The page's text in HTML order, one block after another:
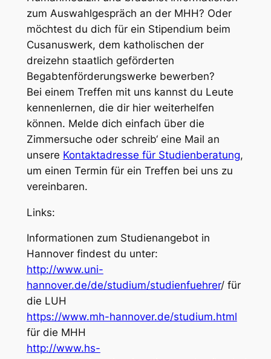
zum Auswahlgespräch an der MHH? Oder
möchtest du dich für ein Stipendium beim
Cusanuswerk, dem katholischen der
dreizehn staatlich geförderten
Begabtenförderungswerke bewerben?
Bei einem Treffen mit uns kannst du Leute
kennenlernen, die dir hier weiterhelfen
können. Melde dich einfach über die
Zimmersuche oder schreib‘ eine Mail an
unsere Kontaktadresse für Studienberatung,
um einen Termin für ein Treffen bei uns zu
vereinbaren.
Links:
Informationen zum Studienangebot in
Hannover findest du unter:
http://www.uni-
hannover.de/de/studium/studienfuehrer/ für
die LUH
https://www.mh-hannover.de/studium.html
für die MHH
http://www.hs-